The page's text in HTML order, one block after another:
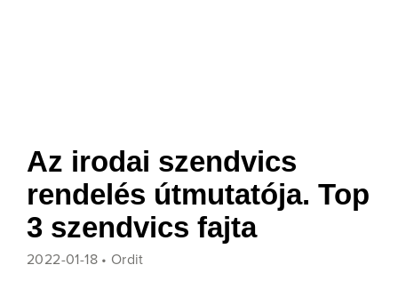
Az irodai szendvics
rendelés útmutatója. Top
3 szendvics fajta
2022-01-18 • Ordit